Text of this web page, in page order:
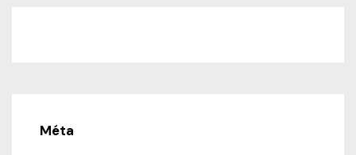
Méta